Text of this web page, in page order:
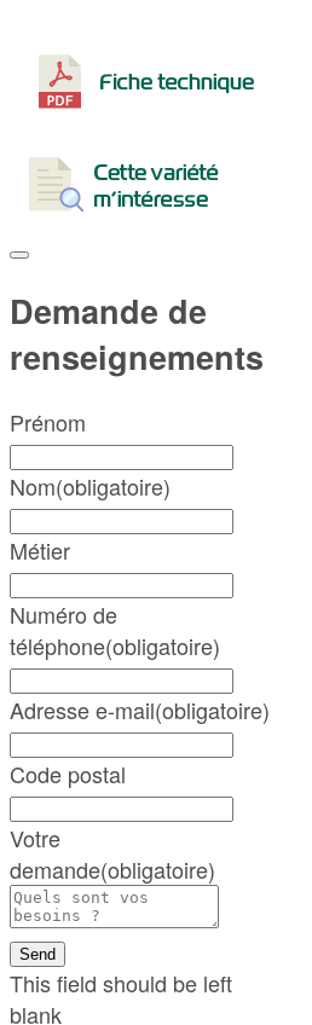
Demande de
renseignements
Prénom
Nom(obligatoire)
Métier
Numéro de
téléphone(obligatoire)
Adresse e-mail(obligatoire)
Code postal
Votre
demande(obligatoire)
Send
This field should be left
blank
Post
navigation